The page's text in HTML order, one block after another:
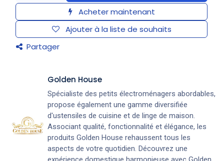
Acheter maintenant
Ajouter à la liste de souhaits
Partager
Golden House
Spécialiste des petits électroménagers abordables,
propose également une gamme diversifiée
d'ustensiles de cuisine et de linge de maison.
Associant qualité, fonctionnalité et élégance, les
produits Golden House rehaussent tous les
aspects de votre quotidien. Découvrez une